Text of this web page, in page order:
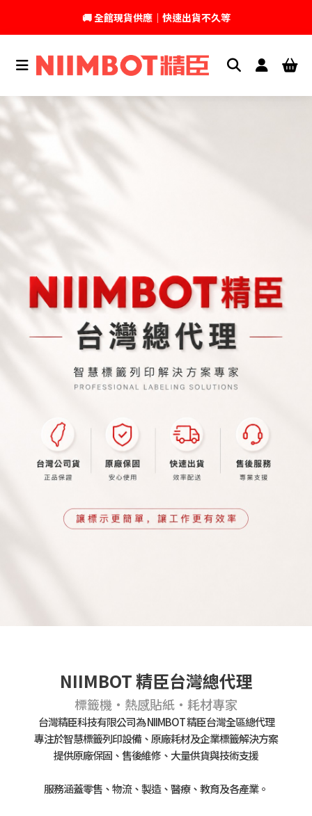
🚚 全館現貨供應｜快速出貨不久等
💬 加入官方 LINE｜不定期領取專屬優惠
NIIMBOT 精臣台灣總代理
標籤機・熱感貼紙・耗材專家
台灣精臣科技有限公司為 NIIMBOT 精臣台灣全區總代理
專注於智慧標籤列印設備、原廠耗材及企業標籤解決方案
提供原廠保固、售後維修、大量供貨與技術支援
服務涵蓋零售、物流、製造、醫療、教育及各產業。